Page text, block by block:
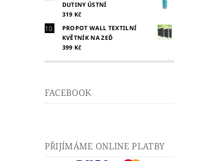
DUTINY ÚSTNÍ
319 Kč
PROPOT WALL TEXTILNÍ
KVĚTNÍK NA ZEĎ
399 Kč
FACEBOOK
PŘIJÍMÁME ONLINE PLATBY